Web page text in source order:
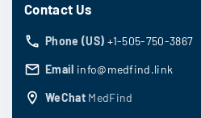
Contact Us
Phone (US) +1-505-750-3867
Email info@medfind.link
WeChat MedFind